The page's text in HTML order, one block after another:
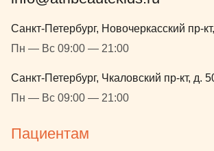
Санкт-Петербург, Новочеркасский пр-
Пн — Вс 09:00 — 21:00
Санкт-Петербург, Чкаловский пр-кт, д.
Пн — Вс 09:00 — 21:00
Пациентам